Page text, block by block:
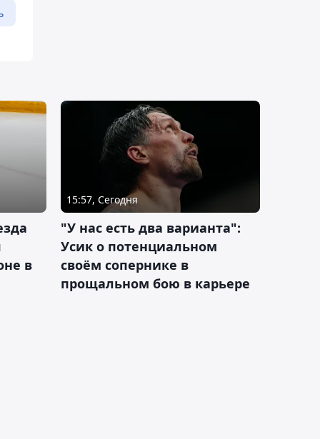
в
15:57, Сегодня
"У нас есть два варианта":
Усик о потенциальном
своём сопернике в
прощальном бою в карьере